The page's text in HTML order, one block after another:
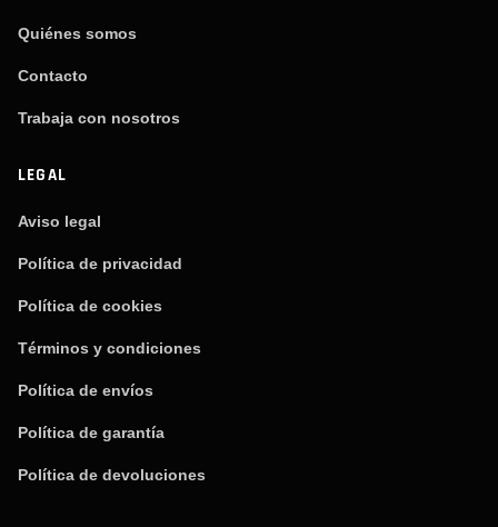
Quiénes somos
Contacto
Trabaja con nosotros
LEGAL
Aviso legal
Política de privacidad
Política de cookies
Términos y condiciones
Política de envíos
Política de garantía
Política de devoluciones